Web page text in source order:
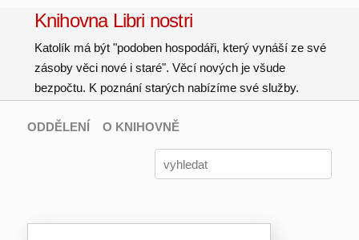
Knihovna Libri nostri
Katolík má být "podoben hospodáři, který vynáší ze své
zásoby věci nové i staré". Věcí nových je všude
bezpočtu. K poznání starých nabízíme své služby.
ODDĚLENÍ O KNIHOVNĚ